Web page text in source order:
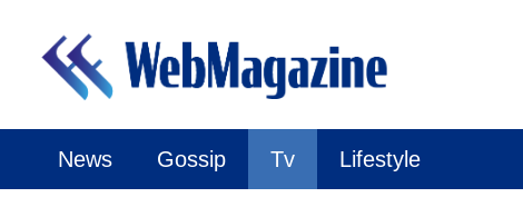
contenuto
News Gossip Tv Lifestyle